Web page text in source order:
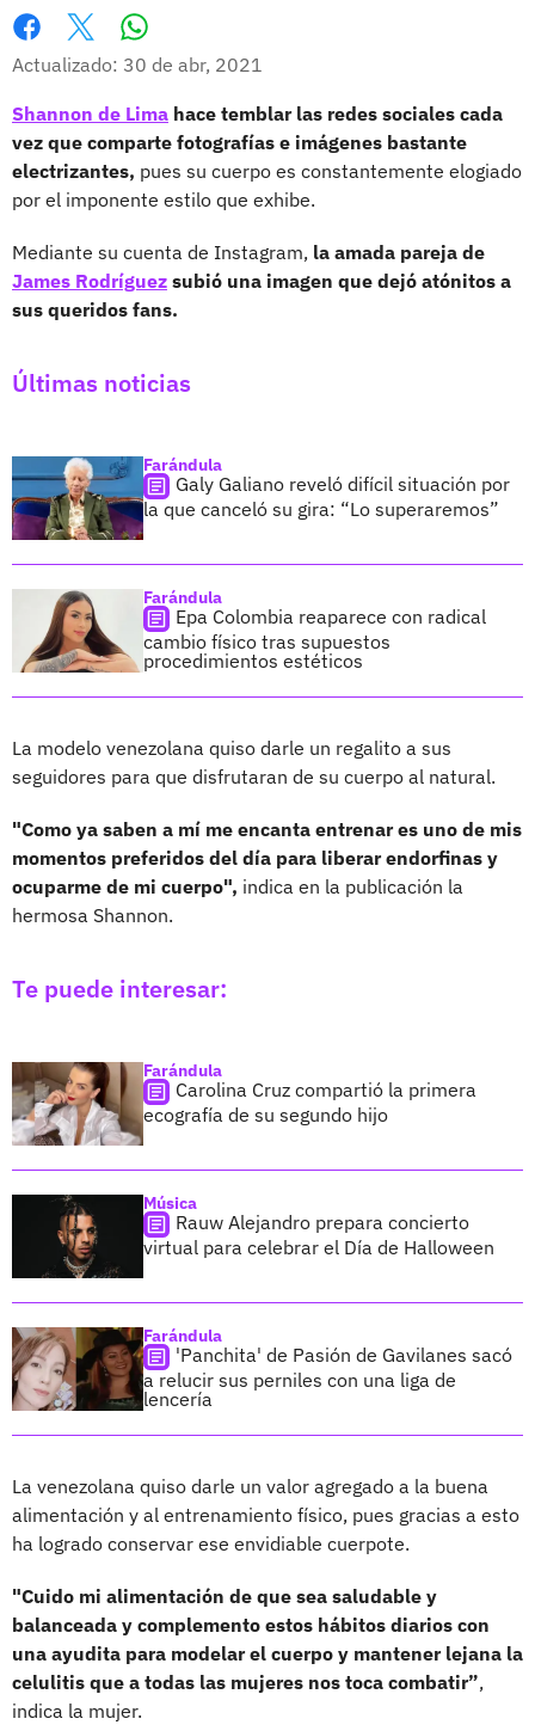
Facebook
X
Actualizado: 30 de abr, 2021
Shannon de Lima hace temblar las redes sociales cada
vez que comparte fotografías e imágenes bastante
electrizantes, pues su cuerpo es constantemente elogiado
por el imponente estilo que exhibe.
Mediante su cuenta de Instagram, la amada pareja de
James Rodríguez subió una imagen que dejó atónitos a
sus queridos fans.
Últimas noticias
Farándula
Galy Galiano reveló difícil situación por
la que canceló su gira: “Lo superaremos”
Farándula
Epa Colombia reaparece con radical
cambio físico tras supuestos
procedimientos estéticos
La modelo venezolana quiso darle un regalito a sus
seguidores para que disfrutaran de su cuerpo al natural.
"Como ya saben a mí me encanta entrenar es uno de mis
momentos preferidos del día para liberar endorfinas y
ocuparme de mi cuerpo", indica en la publicación la
hermosa Shannon.
Te puede interesar:
Farándula
Carolina Cruz compartió la primera
ecografía de su segundo hijo
Música
Rauw Alejandro prepara concierto
virtual para celebrar el Día de Halloween
Farándula
'Panchita' de Pasión de Gavilanes sacó
a relucir sus perniles con una liga de
lencería
La venezolana quiso darle un valor agregado a la buena
alimentación y al entrenamiento físico, pues gracias a esto
ha logrado conservar ese envidiable cuerpote.
"Cuido mi alimentación de que sea saludable y
balanceada y complemento estos hábitos diarios con
una ayudita para modelar el cuerpo y mantener lejana la
celulitis que a todas las mujeres nos toca combatir”,
indica la mujer.